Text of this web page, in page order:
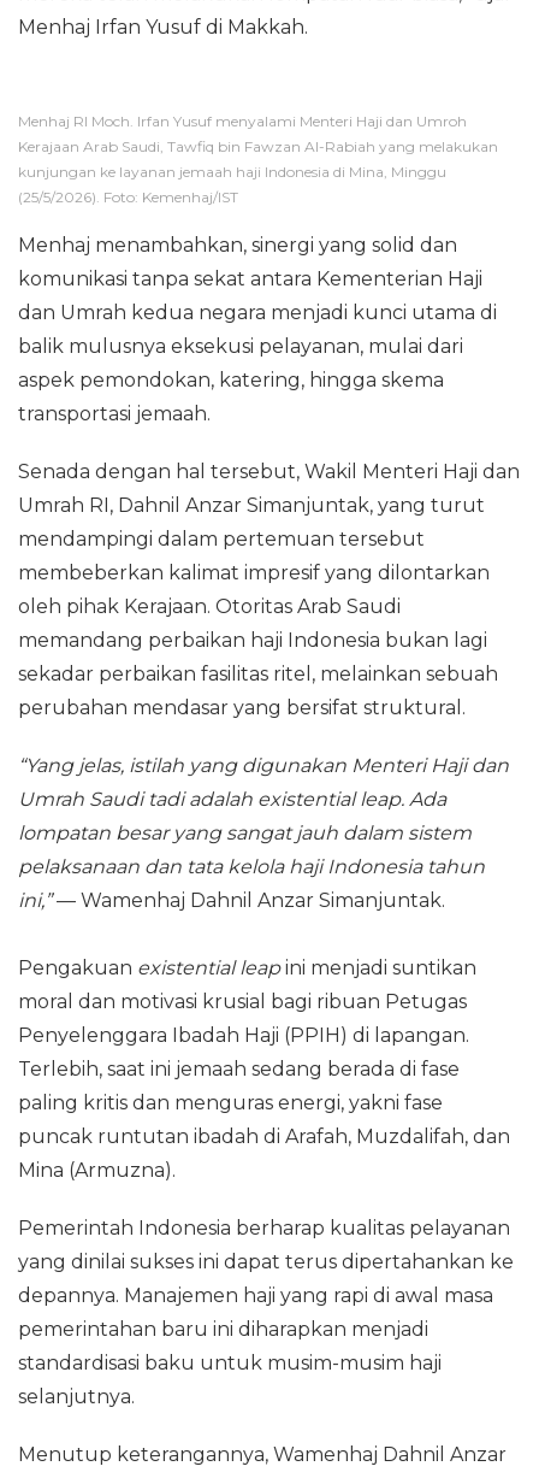
Menhaj Irfan Yusuf di Makkah.
Menhaj RI Moch. Irfan Yusuf menyalami Menteri Haji dan Umroh
Kerajaan Arab Saudi, Tawfiq bin Fawzan Al-Rabiah yang melakukan
kunjungan ke layanan jemaah haji Indonesia di Mina, Minggu
(25/5/2026). Foto: Kemenhaj/IST
Menhaj menambahkan, sinergi yang solid dan
komunikasi tanpa sekat antara Kementerian Haji
dan Umrah kedua negara menjadi kunci utama di
balik mulusnya eksekusi pelayanan, mulai dari
aspek pemondokan, katering, hingga skema
transportasi jemaah.
Senada dengan hal tersebut, Wakil Menteri Haji dan
Umrah RI, Dahnil Anzar Simanjuntak, yang turut
mendampingi dalam pertemuan tersebut
membeberkan kalimat impresif yang dilontarkan
oleh pihak Kerajaan. Otoritas Arab Saudi
memandang perbaikan haji Indonesia bukan lagi
sekadar perbaikan fasilitas ritel, melainkan sebuah
perubahan mendasar yang bersifat struktural.
“Yang jelas, istilah yang digunakan Menteri Haji dan
Umrah Saudi tadi adalah existential leap. Ada
lompatan besar yang sangat jauh dalam sistem
pelaksanaan dan tata kelola haji Indonesia tahun
ini,”— Wamenhaj Dahnil Anzar Simanjuntak.
Pengakuan existential leapini menjadi suntikan
moral dan motivasi krusial bagi ribuan Petugas
Penyelenggara Ibadah Haji (PPIH) di lapangan.
Terlebih, saat ini jemaah sedang berada di fase
paling kritis dan menguras energi, yakni fase
puncak runtutan ibadah di Arafah, Muzdalifah, dan
Mina (Armuzna).
Pemerintah Indonesia berharap kualitas pelayanan
yang dinilai sukses ini dapat terus dipertahankan ke
depannya. Manajemen haji yang rapi di awal masa
pemerintahan baru ini diharapkan menjadi
standardisasi baku untuk musim-musim haji
selanjutnya.
Menutup keterangannya, Wamenhaj Dahnil Anzar